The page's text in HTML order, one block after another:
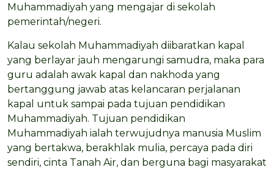
Muhammadiyah yang mengajar di sekolah
pemerintah/negeri.
Kalau sekolah Muhammadiyah diibaratkan kapal
yang berlayar jauh mengarungi samudra, maka para
guru adalah awak kapal dan nakhoda yang
bertanggung jawab atas kelancaran perjalanan
kapal untuk sampai pada tujuan pendidikan
Muhammadiyah. Tujuan pendidikan
Muhammadiyah ialah terwujudnya manusia Muslim
yang bertakwa, berakhlak mulia, percaya pada diri
sendiri, cinta Tanah Air, dan berguna bagi masyarakat